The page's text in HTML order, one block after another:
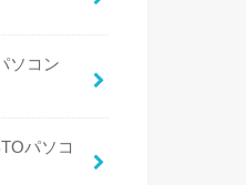
ソコン
パソコ